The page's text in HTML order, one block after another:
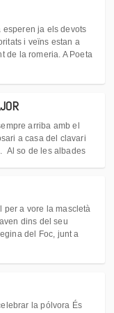
esperen ja els devots
i veïns estan a
de la romeria. A Poeta
arriba amb el
a casa del clavari
Al so de les albades
per a vore la mascletà
dins del seu
del Foc, junt a
la pólvora És